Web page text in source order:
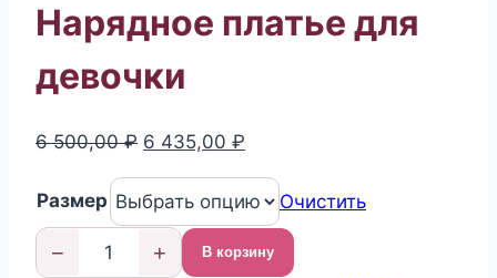
Нарядное платье для
девочки
6 500,00₽ Первоначальная
составляла
6
500,00 ₽.
6 435,00 ₽
6
435,00 ₽.
Размер Очистить
Количество
− + В корзину